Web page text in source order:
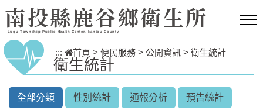
跳到主要內容區塊
南投縣鹿谷鄉衛生所
Lugu Township Public Health Center, Nantou County
::: 首頁 > 便民服務 > 公開資訊 > 衛生統計
衛生統計
全部分類 性別統計 通報分析 預告統計